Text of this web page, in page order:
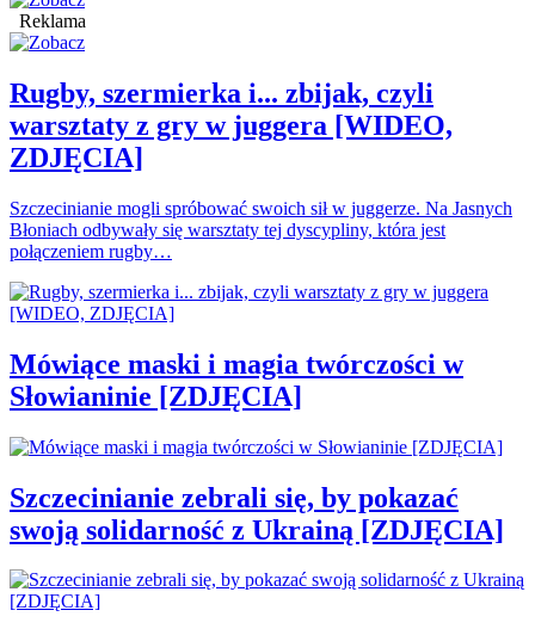
Reklama
Rugby, szermierka i... zbijak, czyli
warsztaty z gry w juggera [WIDEO,
ZDJĘCIA]
Szczecinianie mogli spróbować swoich sił w juggerze. Na Jasnych
Błoniach odbywały się warsztaty tej dyscypliny, która jest
połączeniem rugby…
Mówiące maski i magia twórczości w
Słowianinie [ZDJĘCIA]
Szczecinianie zebrali się, by pokazać
swoją solidarność z Ukrainą [ZDJĘCIA]